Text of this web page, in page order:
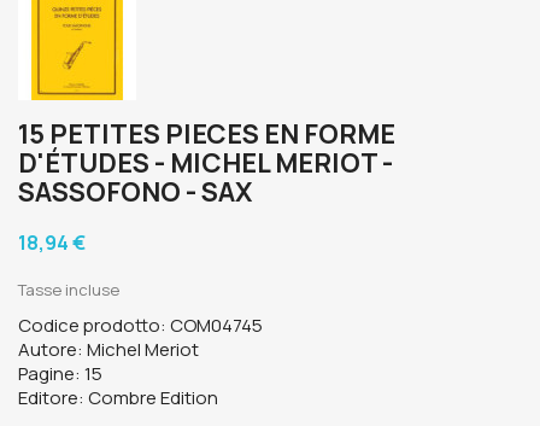
15 PETITES PIECES EN FORME
D'ÉTUDES - MICHEL MERIOT -
SASSOFONO - SAX
18,94 €
Tasse incluse
Codice prodotto: COM04745
Autore: Michel Meriot
Pagine: 15
Editore: Combre Edition